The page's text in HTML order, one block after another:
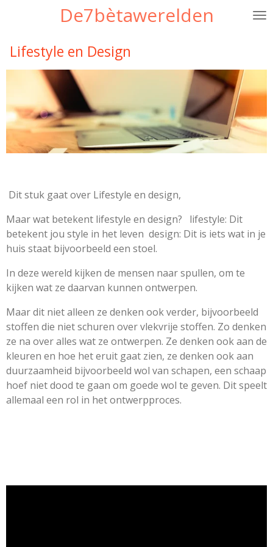
de
hoofdinhoud
De7bètawerelden
Lifestyle en Design
Dit stuk gaat over Lifestyle en design,
Maar wat betekent lifestyle en design? lifestyle: Dit
betekent jou style in het leven design: Dit is iets wat in je
huis staat bijvoorbeeld een stoel.
In deze wereld kijken de mensen naar spullen, om te
kijken wat ze daarvan kunnen ontwerpen.
Maar dit niet alleen ze denken ook verder, bijvoorbeeld
stoffen die niet schuren over vlekvrije stoffen. Zo denken
ze na over alles wat ze ontwerpen. Ze denken ook aan de
kleuren en hoe het eruit gaat zien, ze denken ook aan
duurzaamheid bijvoorbeeld wol van schapen, een schaap
hoef niet dood te gaan om goede wol te geven. Dit speelt
allemaal een rol in het ontwerpproces.